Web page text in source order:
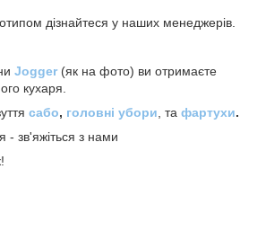
дізнайтеся у наших менеджерів.
Jogger(як на фото) ви отримаєте
кухаря.
сабо, головні убори , та фартухи.
зв'яжіться з нами